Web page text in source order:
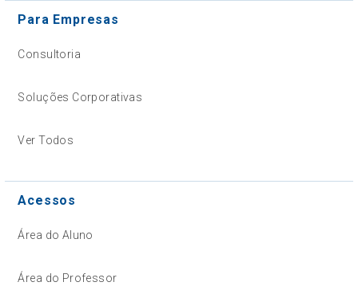
Para Empresas
Consultoria
Soluções Corporativas
Ver Todos
Acessos
Área do Aluno
Área do Professor